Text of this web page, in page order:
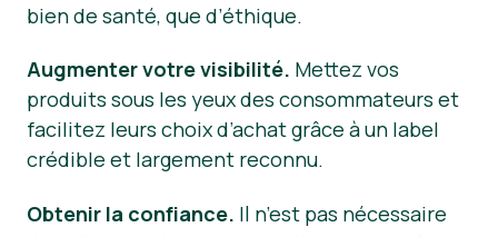
bien de santé, que d’éthique.
Augmenter votre visibilité. Mettez vos
produits sous les yeux des consommateurs et
facilitez leurs choix d’achat grâce à un label
crédible et largement reconnu.
Obtenir la confiance. Il n’est pas nécessaire